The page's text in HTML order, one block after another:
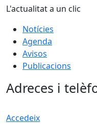
L'actualitat a un clic
Notícies
Agenda
Avisos
Publicacions
Adreces i
Accedeix